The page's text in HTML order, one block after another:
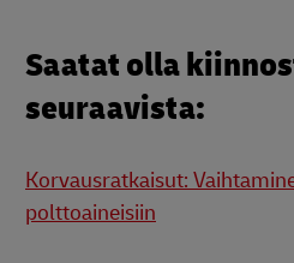
Saatat olla
seuraavista:
Korvausratkaisut:
polttoaineisiin